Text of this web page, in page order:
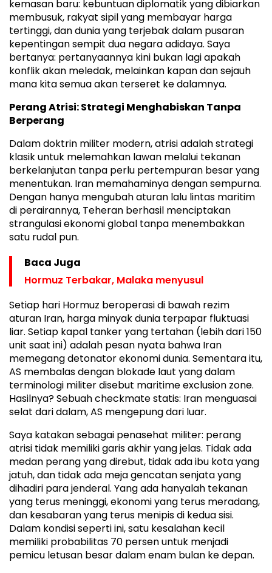
kemasan baru: kebuntuan diplomatik yang dibiarkan
membusuk, rakyat sipil yang membayar harga
tertinggi, dan dunia yang terjebak dalam pusaran
kepentingan sempit dua negara adidaya. Saya
bertanya: pertanyaannya kini bukan lagi apakah
konflik akan meledak, melainkan kapan dan sejauh
mana kita semua akan terseret ke dalamnya.
Perang Atrisi: Strategi Menghabiskan Tanpa
Berperang
Dalam doktrin militer modern, atrisi adalah strategi
klasik untuk melemahkan lawan melalui tekanan
berkelanjutan tanpa perlu pertempuran besar yang
menentukan. Iran memahaminya dengan sempurna.
Dengan hanya mengubah aturan lalu lintas maritim
di perairannya, Teheran berhasil menciptakan
strangulasi ekonomi global tanpa menembakkan
satu rudal pun.
Baca Juga
Hormuz Terbakar, Malaka menyusul
Setiap hari Hormuz beroperasi di bawah rezim
aturan Iran, harga minyak dunia terpapar fluktuasi
liar. Setiap kapal tanker yang tertahan (lebih dari 150
unit saat ini) adalah pesan nyata bahwa Iran
memegang detonator ekonomi dunia. Sementara itu,
AS membalas dengan blokade laut yang dalam
terminologi militer disebut maritime exclusion zone.
Hasilnya? Sebuah checkmate statis: Iran menguasai
selat dari dalam, AS mengepung dari luar.
Saya katakan sebagai penasehat militer: perang
atrisi tidak memiliki garis akhir yang jelas. Tidak ada
medan perang yang direbut, tidak ada ibu kota yang
jatuh, dan tidak ada meja gencatan senjata yang
dihadiri para jenderal. Yang ada hanyalah tekanan
yang terus meninggi, ekonomi yang terus meradang,
dan kesabaran yang terus menipis di kedua sisi.
Dalam kondisi seperti ini, satu kesalahan kecil
memiliki probabilitas 70 persen untuk menjadi
pemicu letusan besar dalam enam bulan ke depan.